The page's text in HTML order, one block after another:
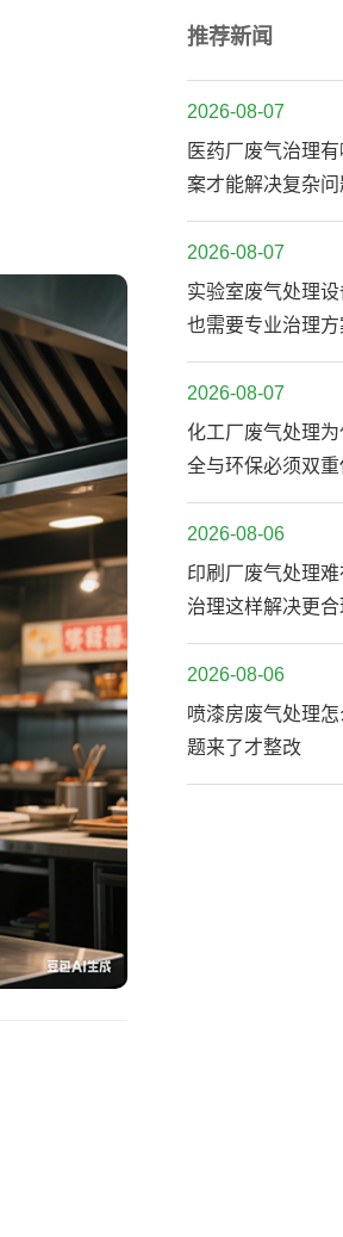
推荐新闻
2026-08-07
医药厂废气治理
案才能解决复杂问
2026-08-07
实验室废气处理
也需要专业治理方
2026-08-07
化工厂废气处理
全与环保必须双
2026-08-06
印刷厂废气处理
治理这样解决更合
2026-08-06
喷漆房废气处理
题来了才整改